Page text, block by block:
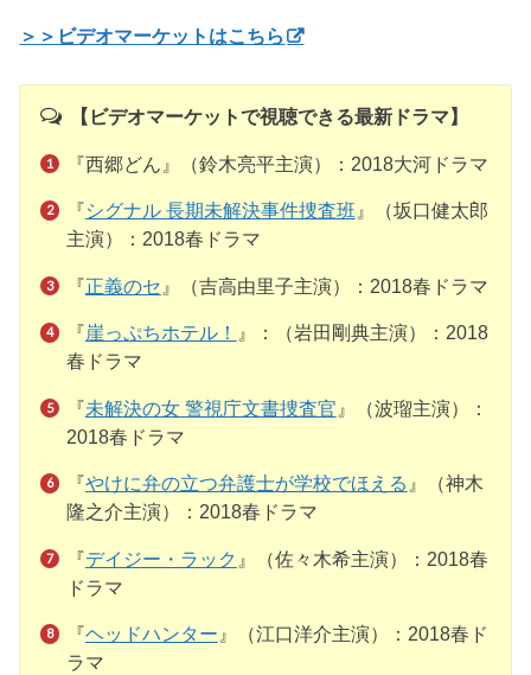
＞＞ビデオマーケットはこちら
【ビデオマーケットで視聴できる最新ドラマ】
『西郷どん』（鈴木亮平主演）：2018大河ドラマ
『シグナル 長期未解決事件捜査班 』（坂口健太郎
主演）：2018春ドラマ
『正義のセ 』（吉高由里子主演）：2018春ドラマ
『崖っぷちホテル！
』：（岩田剛典主演）：2018
春ドラマ
『未解決の女 警視庁文書捜査官 』（波瑠主演）：
2018春ドラマ
『やけに弁の立つ弁護士が学校でほえる 』（神木
隆之介主演）：2018春ドラマ
『デイジー・ラック 』（佐々木希主演）：2018春
ドラマ
『ヘッドハンター 』（江口洋介主演）：2018春ド
ラマ